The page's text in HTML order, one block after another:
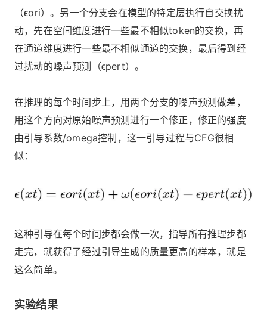
（ϵori）。另一个分支会在模型的特定层执行自交换扰
动，先在空间维度进行一些最不相似token的交换，再
在通道维度进行一些最不相似通道的交换，最后得到经
过扰动的噪声预测（ϵpert）。
在推理的每个时间步上，用两个分支的噪声预测做差，
用这个方向对原始噪声预测进行一个修正，修正的强度
由引导系数/omega控制，这一引导过程与CFG很相
似：
这种引导在每个时间步都会做一次，指导所有推理步都
走完，就获得了经过引导生成的质量更高的样本，就是
这么简单。
实验结果